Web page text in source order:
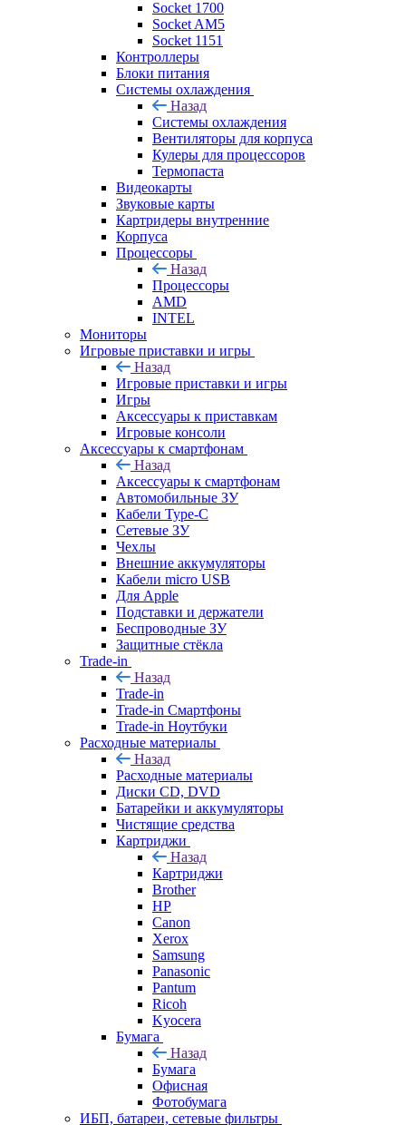
Socket 1700
Socket AM5
Socket 1151
Контроллеры
Блоки питания
Системы охлаждения
Назад
Системы охлаждения
Вентиляторы для корпуса
Кулеры для процессоров
Термопаста
Видеокарты
Звуковые карты
Картридеры внутренние
Корпуса
Процессоры
Назад
Процессоры
AMD
INTEL
Мониторы
Игровые приставки и игры
Назад
Игровые приставки и игры
Игры
Аксессуары к приставкам
Игровые консоли
Аксессуары к смартфонам
Назад
Аксессуары к смартфонам
Автомобильные ЗУ
Кабели Type-C
Сетевые ЗУ
Чехлы
Внешние аккумуляторы
Кабели micro USB
Для Apple
Подставки и держатели
Беспроводные ЗУ
Защитные стёкла
Trade-in
Назад
Trade-in
Trade-in Смартфоны
Trade-in Ноутбуки
Расходные материалы
Назад
Расходные материалы
Диски CD, DVD
Батарейки и аккумуляторы
Чистящие средства
Картриджи
Назад
Картриджи
Brother
HP
Canon
Xerox
Samsung
Panasonic
Pantum
Ricoh
Kyocera
Бумага
Назад
Бумага
Офисная
Фотобумага
ИБП, батареи, сетевые фильтры